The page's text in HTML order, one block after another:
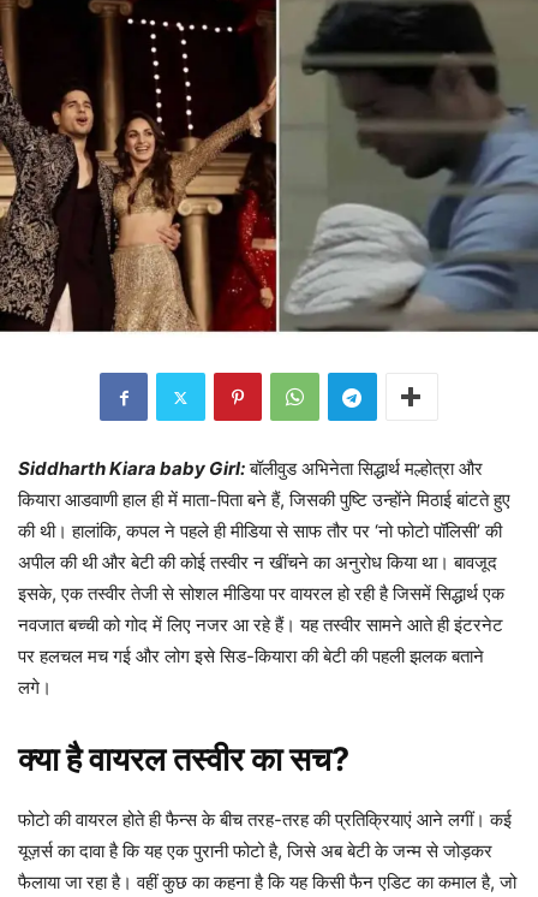
Siddharth Kiara baby Girl: बॉलीवुड अभिनेता सिद्धार्थ मल्होत्रा और
कियारा आडवाणी हाल ही में माता-पिता बने हैं, जिसकी पुष्टि उन्होंने मिठाई बांटते हुए
की थी। हालांकि, कपल ने पहले ही मीडिया से साफ तौर पर ‘नो फोटो पॉलिसी’ की
अपील की थी और बेटी की कोई तस्वीर न खींचने का अनुरोध किया था। बावजूद
इसके, एक तस्वीर तेजी से सोशल मीडिया पर वायरल हो रही है जिसमें सिद्धार्थ एक
नवजात बच्ची को गोद में लिए नजर आ रहे हैं। यह तस्वीर सामने आते ही इंटरनेट
पर हलचल मच गई और लोग इसे सिड-कियारा की बेटी की पहली झलक बताने
लगे।
क्या है वायरल तस्वीर का सच?
फोटो की वायरल होते ही फैन्स के बीच तरह-तरह की प्रतिक्रियाएं आने लगीं। कई
यूज़र्स का दावा है कि यह एक पुरानी फोटो है, जिसे अब बेटी के जन्म से जोड़कर
फैलाया जा रहा है। वहीं कुछ का कहना है कि यह किसी फैन एडिट का कमाल है, जो